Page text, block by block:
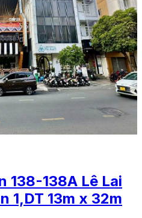
138-138A Lê Lai
1,DT 13m x 32m